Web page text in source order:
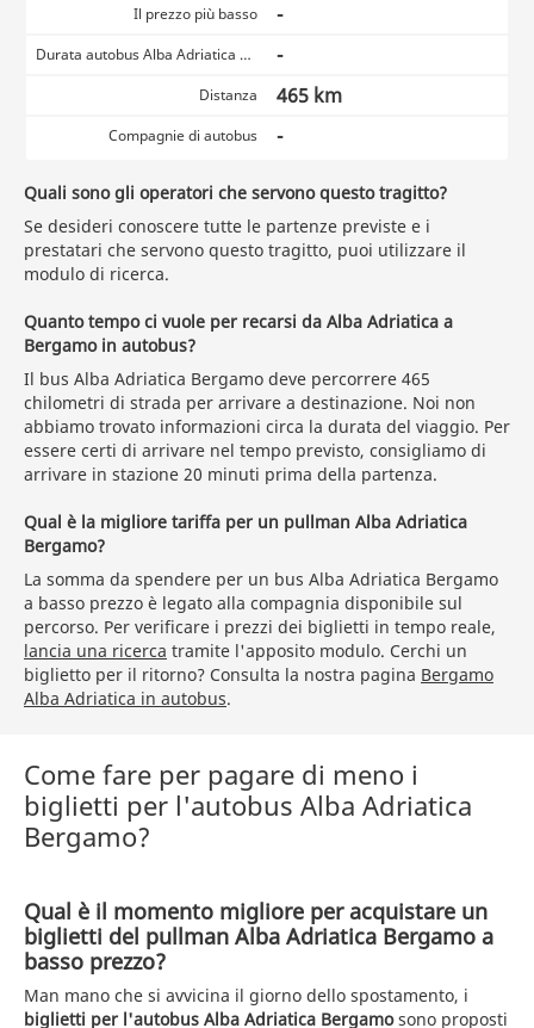
Il prezzo più basso -
Durata autobus Alba Adriatica Bergamo -
Distanza 465 km
Compagnie di autobus -
Quali sono gli operatori che servono questo tragitto?
Se desideri conoscere tutte le partenze previste e i
prestatari che servono questo tragitto, puoi utilizzare il
modulo di ricerca.
Quanto tempo ci vuole per recarsi da Alba Adriatica a
Bergamo in autobus?
Il bus Alba Adriatica Bergamo deve percorrere 465
chilometri di strada per arrivare a destinazione. Noi non
abbiamo trovato informazioni circa la durata del viaggio. Per
essere certi di arrivare nel tempo previsto, consigliamo di
arrivare in stazione 20 minuti prima della partenza.
Qual è la migliore tariffa per un pullman Alba Adriatica
Bergamo?
La somma da spendere per un bus Alba Adriatica Bergamo
a basso prezzo è legato alla compagnia disponibile sul
percorso. Per verificare i prezzi dei biglietti in tempo reale,
lancia una ricerca tramite l'apposito modulo. Cerchi un
biglietto per il ritorno? Consulta la nostra pagina Bergamo
Alba Adriatica in autobus.
Come fare per pagare di meno i
biglietti per l'autobus Alba Adriatica
Bergamo?
Qual è il momento migliore per acquistare un
biglietti del pullman Alba Adriatica Bergamo a
basso prezzo?
Man mano che si avvicina il giorno dello spostamento, i
biglietti per l'autobus Alba Adriatica Bergamosono proposti